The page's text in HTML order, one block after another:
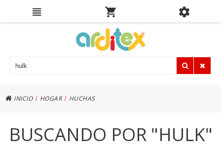
INICIO | HOGAR | HUCHAS
BUSCANDO POR"HULK"